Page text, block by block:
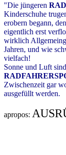
"Die jüngeren
Kinderschuhe
erobern begann,
eigentlich erst
wirklich
Jahren, und wie
vielfach!
Sonne und Luft
Zwischenzeit gar
ausgefüllt werden.
apropos: